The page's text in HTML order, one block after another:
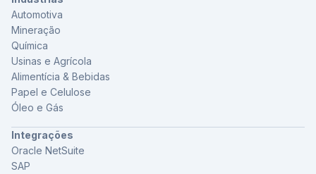
Automotiva
Mineração
Química
Usinas e Agrícola
Alimentícia & Bebidas
Papel e Celulose
Óleo e Gás
Integrações
Oracle NetSuite
SAP